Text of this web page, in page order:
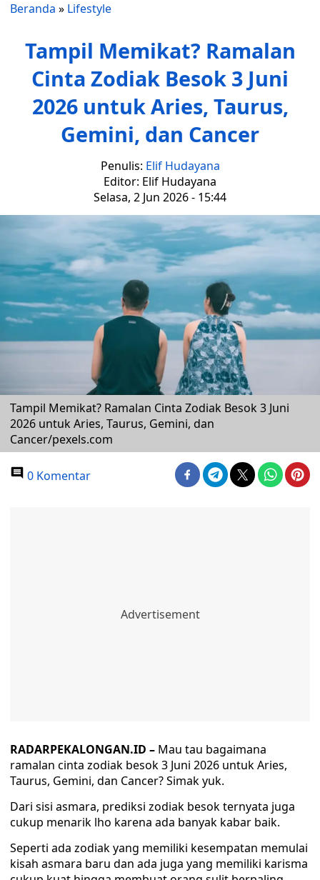
Beranda » Lifestyle
Tampil Memikat? Ramalan
Cinta Zodiak Besok 3 Juni
2026 untuk Aries, Taurus,
Gemini, dan Cancer
Penulis: Elif Hudayana
Editor: Elif Hudayana
Selasa, 2 Jun 2026 - 15:44
Tampil Memikat? Ramalan Cinta Zodiak Besok 3 Juni
2026 untuk Aries, Taurus, Gemini, dan
Cancer/pexels.com
0 Komentar
RADARPEKALONGAN.ID – Mau tau bagaimana
ramalan cinta zodiak besok 3 Juni 2026 untuk Aries,
Taurus, Gemini, dan Cancer? Simak yuk.
Dari sisi asmara, prediksi zodiak besok ternyata juga
cukup menarik lho karena ada banyak kabar baik.
Seperti ada zodiak yang memiliki kesempatan memulai
kisah asmara baru dan ada juga yang memiliki karisma